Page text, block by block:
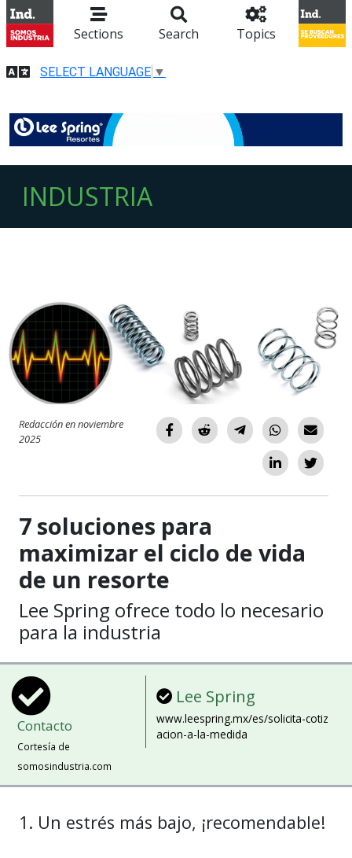
Sections Search Topics
SELECT LANGUAGE ▼
INDUSTRIA
Redacción en noviembre
2025
7 soluciones para
maximizar el ciclo de vida
de un resorte
Lee Spring ofrece todo lo necesario
para la industria
Contacto
Cortesía de
somosindustria.com
Lee Spring
www.leespring.mx/es/solicita-cotiz
acion-a-la-medida
1. Un estrés más bajo, ¡recomendable!